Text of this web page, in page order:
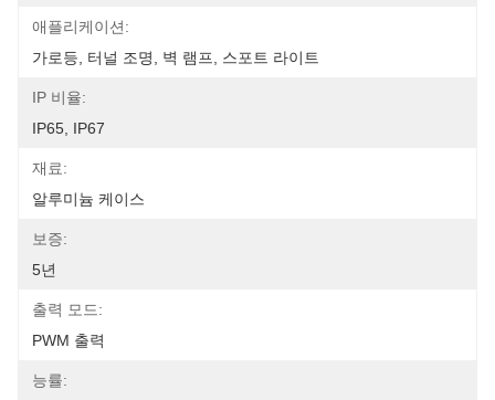
애플리케이션:
가로등, 터널 조명, 벽 램프, 스포트 라이트
IP 비율:
IP65, IP67
재료:
알루미늄 케이스
보증:
5년
출력 모드:
PWM 출력
능률: